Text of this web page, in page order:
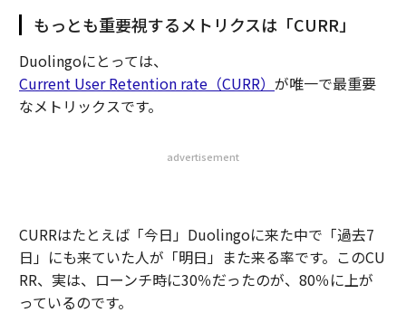
もっとも重要視するメトリクスは「CURR」
Duolingoにとっては、
Current User Retention rate（CURR） が唯一で最重要
なメトリックスです。
advertisement
CURRはたとえば「今日」Duolingoに来た中で「過去7
日」にも来ていた人が「明日」また来る率です。このCU
RR、実は、ローンチ時に30％だったのが、80％に上が
っているのです。